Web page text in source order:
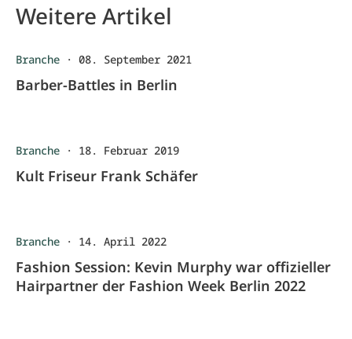
Weitere Artikel
Branche · 08. September 2021
Barber-Battles in Berlin
Branche · 18. Februar 2019
Kult Friseur Frank Schäfer
Branche · 14. April 2022
Fashion Session: Kevin Murphy war offizieller
Hairpartner der Fashion Week Berlin 2022